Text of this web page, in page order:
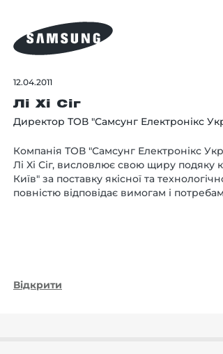
12.04.2011
Лі Хі Сіг
Директор ТОВ "Самсунг Електронікс
Компанія ТОВ "Самсунг Електронікс
Лi Xi Сіг, висловлює свою щиру подяку
Київ" за поставку якісної та
повністю відповідає вимогам і
Відкрити